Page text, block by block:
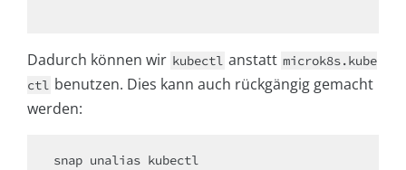
Dadurch können wir kubectl anstatt microk8s.kube
ctl benutzen. Dies kann auch rückgängig gemacht
werden:
snap unalias kubectl